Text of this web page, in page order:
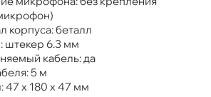
корпуса: беталл
штекер 6.3 мм
кабель: да
5 м
47 x 180 x 47 мм